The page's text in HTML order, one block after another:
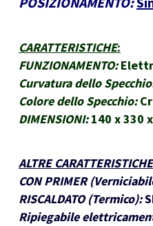
CARATTERISTICHE:
FUNZIONAMENTO:
Curvatura dello
Colore dello Specchio:
DIMENSIONI: 140 x 330
ALTRE CARATTERISTICHE
CON PRIMER
RISCALDATO (Termico):
Ripiegabile